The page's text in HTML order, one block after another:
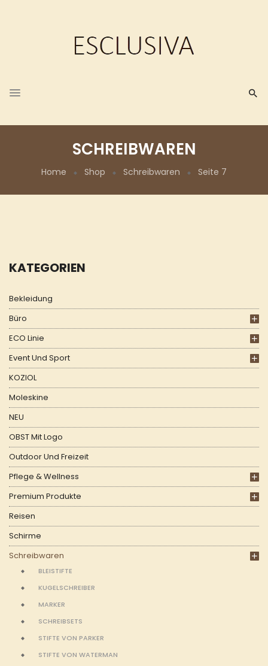
SCHREIBWAREN
Home Shop Schreibwaren Seite 7
KATEGORIEN
Bekleidung
Büro
ECO Linie
Event Und Sport
KOZIOL
Moleskine
NEU
OBST Mit Logo
Outdoor Und Freizeit
Pflege & Wellness
Premium Produkte
Reisen
Schirme
Schreibwaren
BLEISTIFTE
KUGELSCHREIBER
MARKER
SCHREIBSETS
STIFTE VON PARKER
STIFTE VON WATERMAN